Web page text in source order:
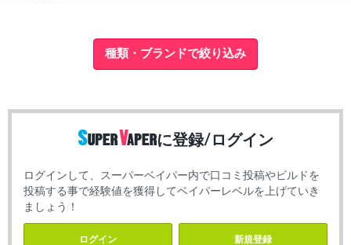
種類・ブランドで絞り込み
に登録/ログイン
ログインして、スーパーベイパー内で口コミ投稿やビルドを
投稿する事で経験値を獲得してベイパーレベルを上げていき
ましょう！
ログイン 新規登録